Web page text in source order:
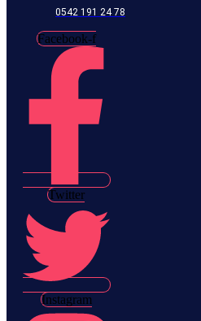
0542 191 24 78
Facebook-f
Twitter
Instagram